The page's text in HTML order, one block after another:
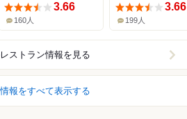
3.66
160人
3.66
199人
ストラン情報を見る
報をすべて表示する